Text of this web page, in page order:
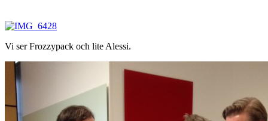
Vi ser Frozzypack och lite Alessi.